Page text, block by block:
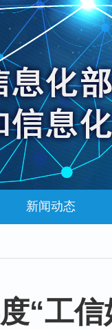
新闻动态
“工